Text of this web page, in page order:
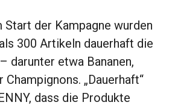
der Kampagne wurden
300 Artikeln dauerhaft die
darunter etwa Bananen,
„Dauerhaft“
dass die Produkte